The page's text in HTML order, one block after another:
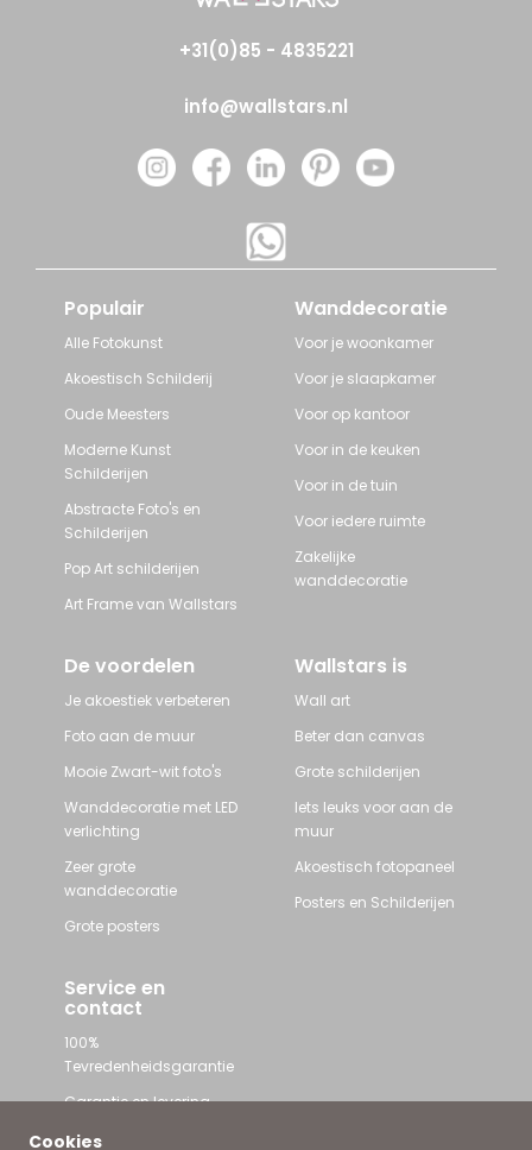
Cookies
+31(0)85 - 4835221
info@wallstars.nl
Populair
Alle Fotokunst
Akoestisch Schilderij
Oude Meesters
Moderne Kunst
Schilderijen
Abstracte Foto's en
Schilderijen
Pop Art schilderijen
Art Frame van Wallstars
Wanddecoratie
Voor je woonkamer
Voor je slaapkamer
Voor op kantoor
Voor in de keuken
Voor in de tuin
Voor iedere ruimte
Zakelijke
wanddecoratie
De voordelen
Je akoestiek verbeteren
Foto aan de muur
Mooie Zwart-wit foto's
Wanddecoratie met LED
verlichting
Zeer grote
wanddecoratie
Grote posters
Wallstars is
Wall art
Beter dan canvas
Grote schilderijen
Iets leuks voor aan de
muur
Akoestisch fotopaneel
Posters en Schilderijen
Service en
contact
100%
Tevredenheidsgarantie
Garantie en levering
Contact met Wallstars